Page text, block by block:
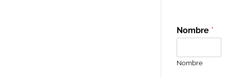
Nombre *
Nombre